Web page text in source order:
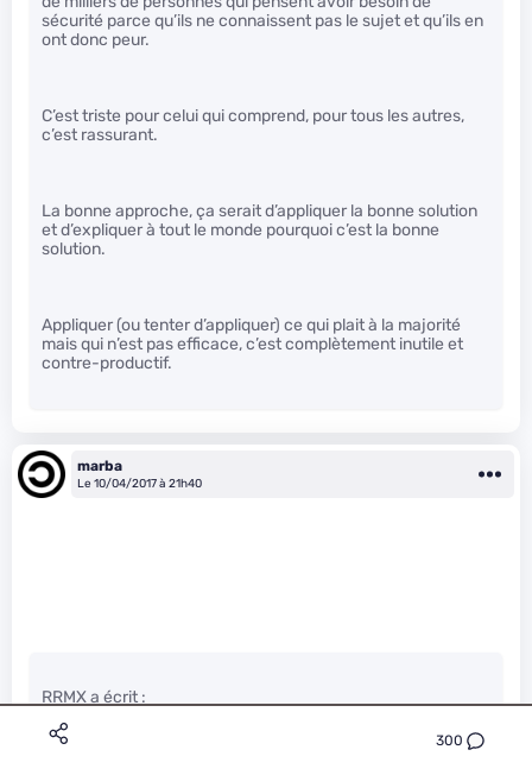
300
sécurité parce qu’ils ne connaissent pas le sujet et qu’ils en
ont donc peur.
C’est triste pour celui qui comprend, pour tous les autres,
c’est rassurant.
La bonne approche, ça serait d’appliquer la bonne solution
et d’expliquer à tout le monde pourquoi c’est la bonne
solution.
Appliquer (ou tenter d’appliquer) ce qui plait à la majorité
mais qui n’est pas efficace, c’est complètement inutile et
contre-productif.
marba
Le 10/04/2017 à 21h40
RRMX a écrit :